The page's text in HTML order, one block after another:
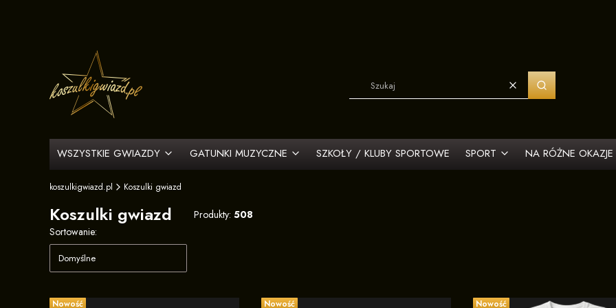
WyczyśćSzukaj
WSZYSTKIE GWIAZDY GATUNKI MUZYCZNE SZKOŁY / KLUBY SPORTOWE SPORT NA RÓŻNE OKAZJE
koszulkigwiazd.pl Koszulki gwiazd
Koszulki gwiazd Produkty: 508
Lista produktów
Sortowanie:
Domyślne
Nowość Nowość Nowość